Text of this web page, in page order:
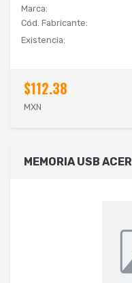
Marca:
Cód. Fabricante:
Existencia:
$112.38
MXN